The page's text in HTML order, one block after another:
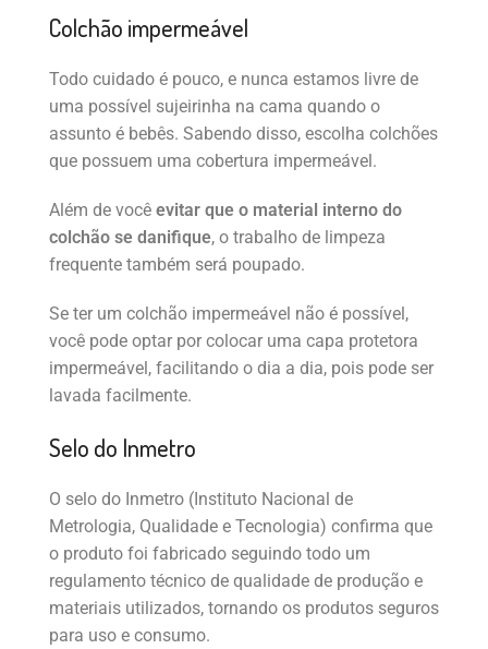
Colchão impermeável
Todo cuidado é pouco, e nunca estamos livre de
uma possível sujeirinha na cama quando o
assunto é bebês. Sabendo disso, escolha colchões
que possuem uma cobertura impermeável.
Além de você evitar que o material interno do
colchão se danifique, o trabalho de limpeza
frequente também será poupado.
Se ter um colchão impermeável não é possível,
você pode optar por colocar uma capa protetora
impermeável, facilitando o dia a dia, pois pode ser
lavada facilmente.
Selo do Inmetro
O selo do Inmetro (Instituto Nacional de
Metrologia, Qualidade e Tecnologia) confirma que
o produto foi fabricado seguindo todo um
regulamento técnico de qualidade de produção e
materiais utilizados, tornando os produtos seguros
para uso e consumo.